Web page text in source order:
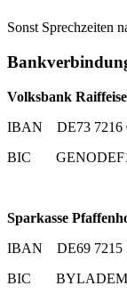
Sonst Sprechzeiten
Volksbank
IBAN DE73 7216
BIC
Sparkasse
IBAN DE69 7215
BIC